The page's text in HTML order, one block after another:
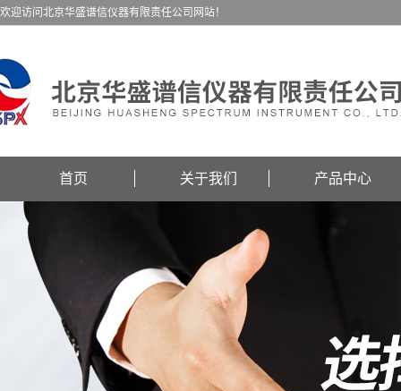
欢迎访问北京华盛谱信仪器有限责任公司网站！
首页 关于我们 产品中心